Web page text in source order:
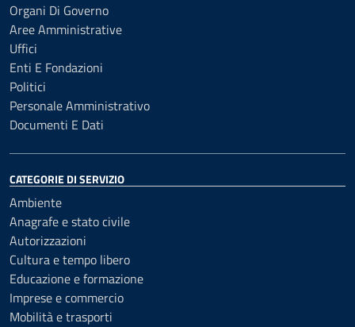
Organi Di Governo
Aree Amministrative
Uffici
Enti E Fondazioni
Politici
Personale Amministrativo
Documenti E Dati
CATEGORIE DI SERVIZIO
Ambiente
Anagrafe e stato civile
Autorizzazioni
Cultura e tempo libero
Educazione e formazione
Imprese e commercio
Mobilità e trasporti